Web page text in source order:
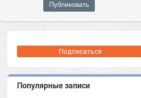
Публиковать
Подписаться
Популярные записи